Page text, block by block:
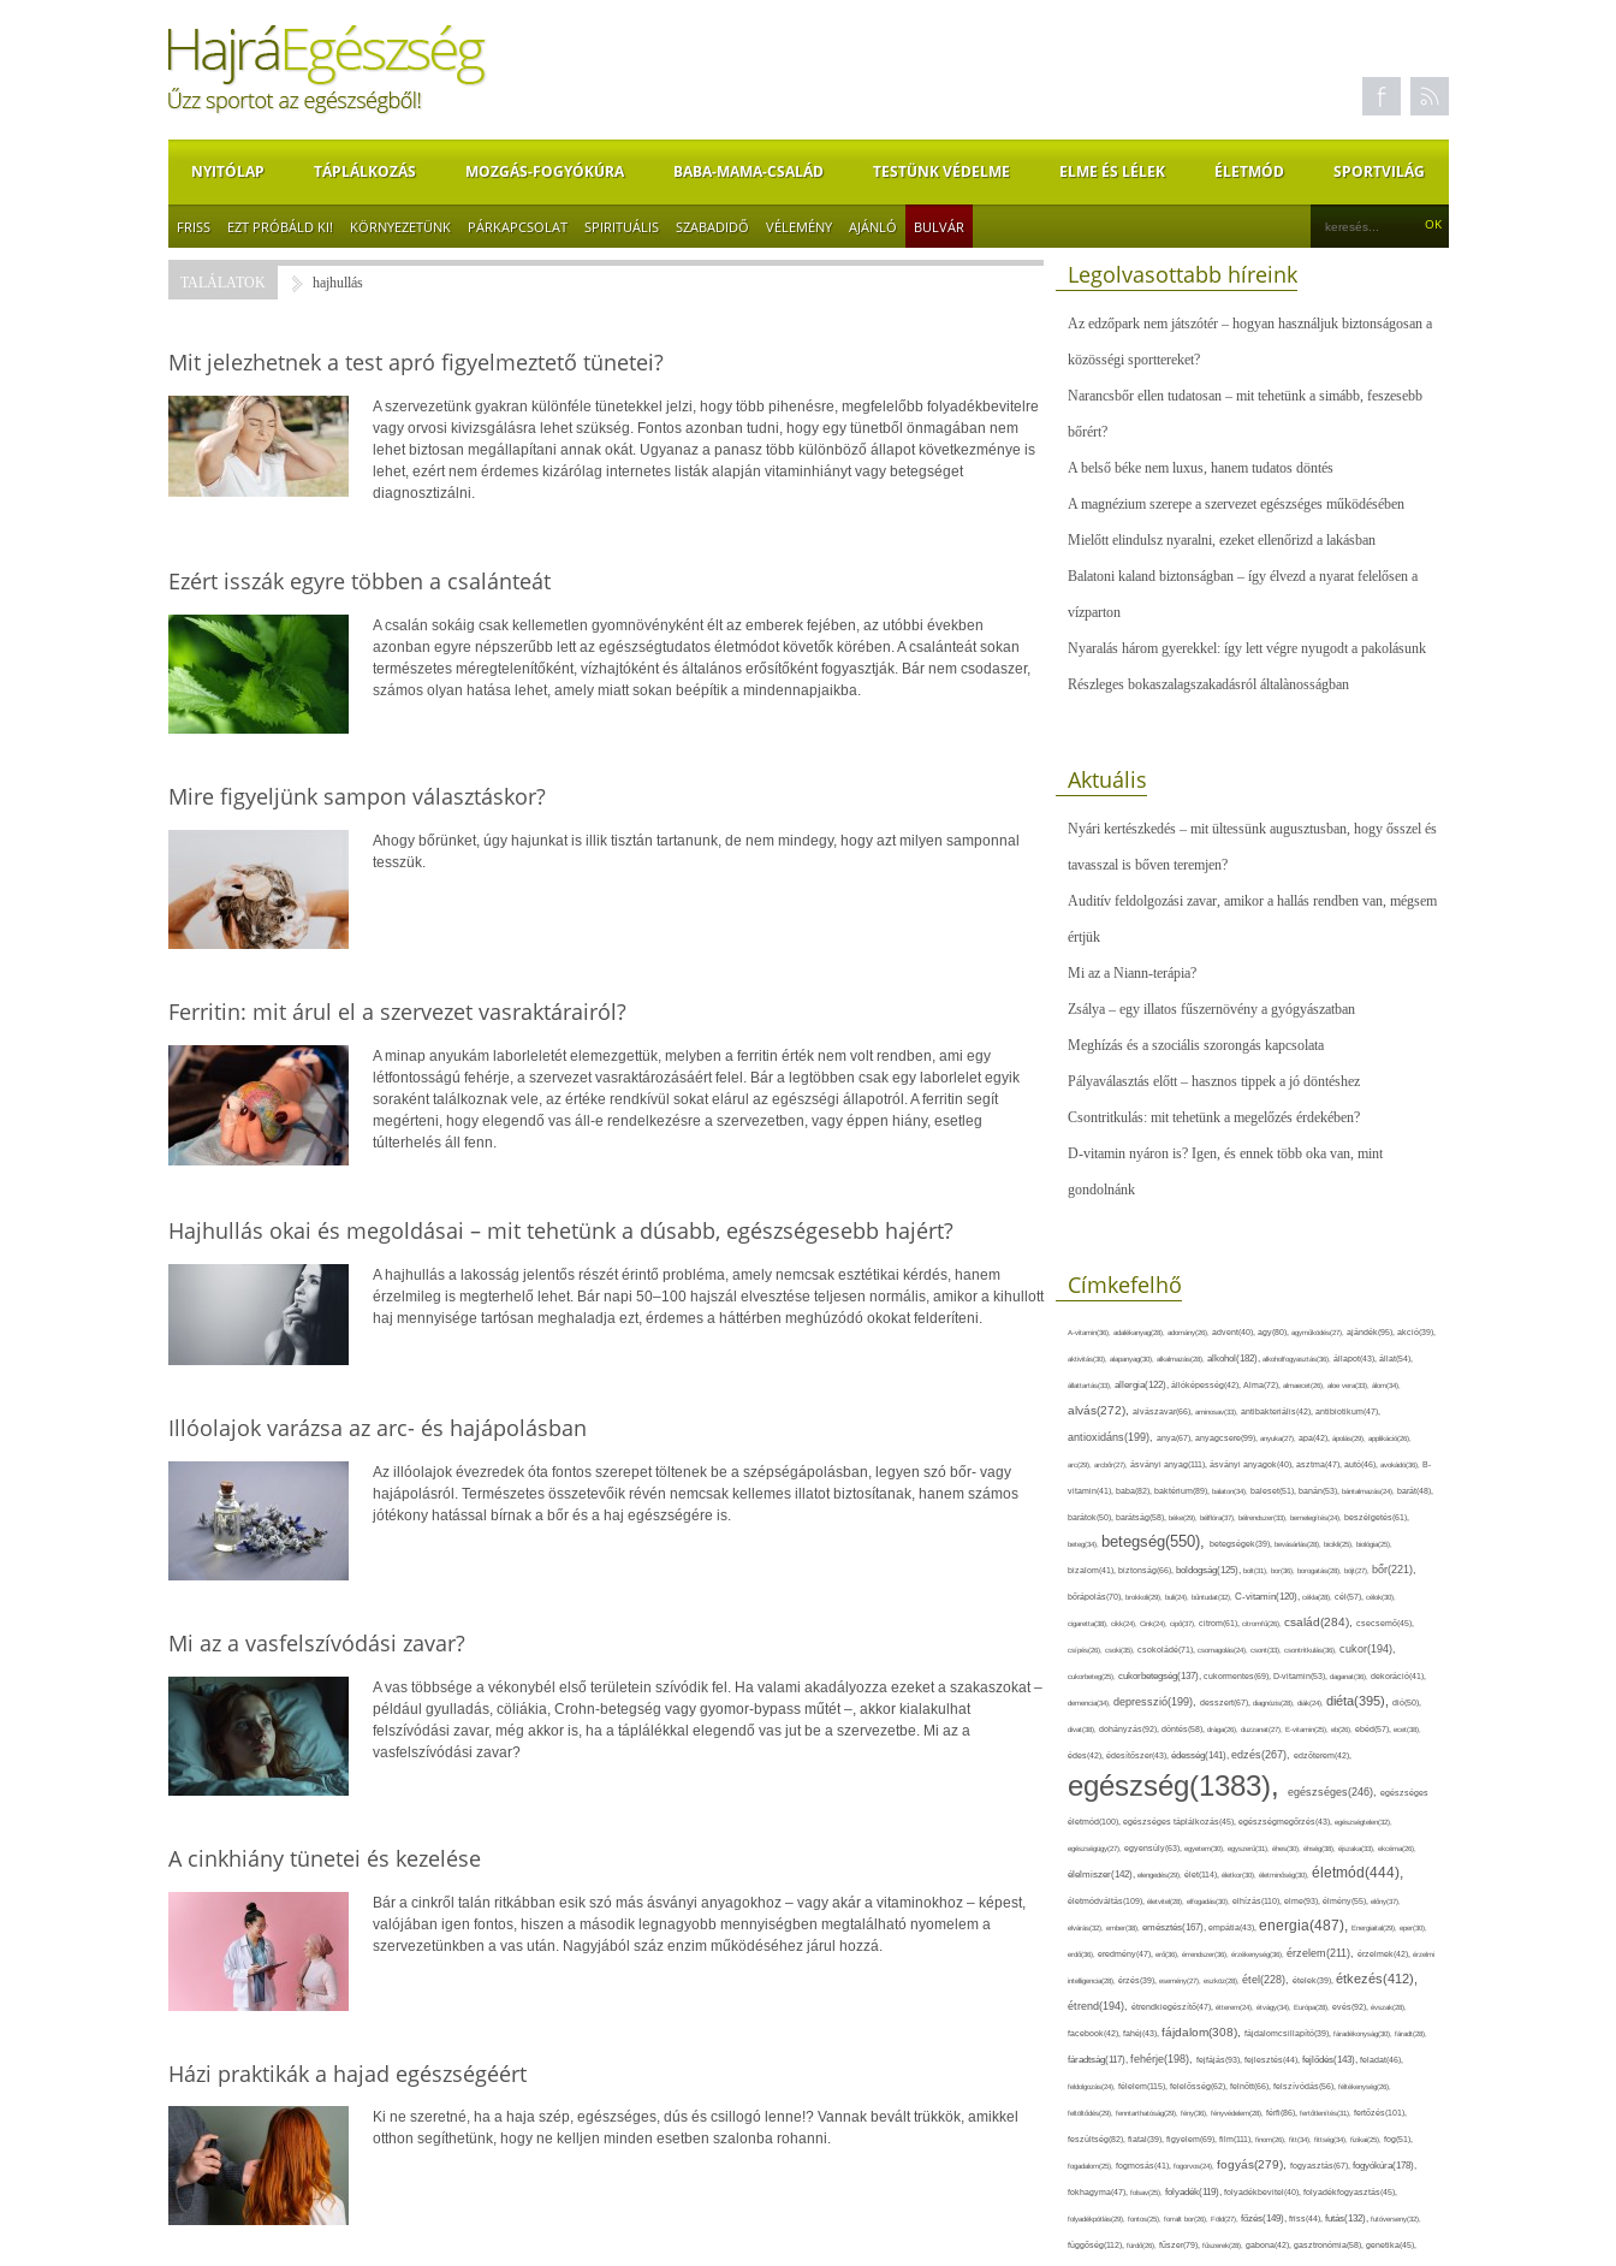
NYITÓLAP TÁPLÁLKOZÁS MOZGÁS-FOGYÓKÚRA BABA-MAMA-CSALÁD TESTÜNK VÉDELME ELME ÉS LÉLEK ÉLETMÓD SPORTVILÁG
FRISS EZT PRÓBÁLD KI! KÖRNYEZETÜNK PÁRKAPCSOLAT SPIRITUÁLIS SZABADIDŐ VÉLEMÉNY AJÁNLÓ BULVÁR
TALÁLATOK hajhullás
Mit jelezhetnek a test apró figyelmeztető tünetei?
A szervezetünk gyakran különféle tünetekkel jelzi, hogy több pihenésre, megfelelőbb folyadékbevitelre
vagy orvosi kivizsgálásra lehet szükség. Fontos azonban tudni, hogy egy tünetből önmagában nem
lehet biztosan megállapítani annak okát. Ugyanaz a panasz több különböző állapot következménye is
lehet, ezért nem érdemes kizárólag internetes listák alapján vitaminhiányt vagy betegséget
diagnosztizálni.
Ezért isszák egyre többen a csalánteát
A csalán sokáig csak kellemetlen gyomnövényként élt az emberek fejében, az utóbbi években
azonban egyre népszerűbb lett az egészségtudatos életmódot követők körében. A csalánteát sokan
természetes méregtelenítőként, vízhajtóként és általános erősítőként fogyasztják. Bár nem csodaszer,
számos olyan hatása lehet, amely miatt sokan beépítik a mindennapjaikba.
Mire figyeljünk sampon választáskor?
Ahogy bőrünket, úgy hajunkat is illik tisztán tartanunk, de nem mindegy, hogy azt milyen samponnal
tesszük.
Ferritin: mit árul el a szervezet vasraktárairól?
A minap anyukám laborleletét elemezgettük, melyben a ferritin érték nem volt rendben, ami egy
létfontosságú fehérje, a szervezet vasraktározásáért felel. Bár a legtöbben csak egy laborlelet egyik
soraként találkoznak vele, az értéke rendkívül sokat elárul az egészségi állapotról. A ferritin segít
megérteni, hogy elegendő vas áll-e rendelkezésre a szervezetben, vagy éppen hiány, esetleg
túlterhelés áll fenn.
Hajhullás okai és megoldásai – mit tehetünk a dúsabb, egészségesebb hajért?
A hajhullás a lakosság jelentős részét érintő probléma, amely nemcsak esztétikai kérdés, hanem
érzelmileg is megterhelő lehet. Bár napi 50–100 hajszál elvesztése teljesen normális, amikor a kihullott
haj mennyisége tartósan meghaladja ezt, érdemes a háttérben meghúzódó okokat felderíteni.
Illóolajok varázsa az arc- és hajápolásban
Az illóolajok évezredek óta fontos szerepet töltenek be a szépségápolásban, legyen szó bőr- vagy
hajápolásról. Természetes összetevőik révén nemcsak kellemes illatot biztosítanak, hanem számos
jótékony hatással bírnak a bőr és a haj egészségére is.
Mi az a vasfelszívódási zavar?
A vas többsége a vékonybél első területein szívódik fel. Ha valami akadályozza ezeket a szakaszokat –
például gyulladás, cöliákia, Crohn-betegség vagy gyomor-bypass műtét –, akkor kialakulhat
felszívódási zavar, még akkor is, ha a táplálékkal elegendő vas jut be a szervezetbe. Mi az a
vasfelszívódási zavar?
A cinkhiány tünetei és kezelése
Bár a cinkről talán ritkábban esik szó más ásványi anyagokhoz – vagy akár a vitaminokhoz – képest,
valójában igen fontos, hiszen a második legnagyobb mennyiségben megtalálható nyomelem a
szervezetünkben a vas után. Nagyjából száz enzim működéséhez járul hozzá.
Házi praktikák a hajad egészségéért
Ki ne szeretné, ha a haja szép, egészséges, dús és csillogó lenne!? Vannak bevált trükkök, amikkel
otthon segíthetünk, hogy ne kelljen minden esetben szalonba rohanni.
Legolvasottabb híreink
Az edzőpark nem játszótér – hogyan használjuk biztonságosan a
közösségi sporttereket?
Narancsbőr ellen tudatosan – mit tehetünk a simább, feszesebb
bőrért?
A belső béke nem luxus, hanem tudatos döntés
A magnézium szerepe a szervezet egészséges működésében
Mielőtt elindulsz nyaralni, ezeket ellenőrizd a lakásban
Balatoni kaland biztonságban – így élvezd a nyarat felelősen a
vízparton
Nyaralás három gyerekkel: így lett végre nyugodt a pakolásunk
Részleges bokaszalagszakadásról általànosságban
Aktuális
Nyári kertészkedés – mit ültessünk augusztusban, hogy ősszel és
tavasszal is bőven teremjen?
Auditív feldolgozási zavar, amikor a hallás rendben van, mégsem
értjük
Mi az a Niann-terápia?
Zsálya – egy illatos fűszernövény a gyógyászatban
Meghízás és a szociális szorongás kapcsolata
Pályaválasztás előtt – hasznos tippek a jó döntéshez
Csontritkulás: mit tehetünk a megelőzés érdekében?
D-vitamin nyáron is? Igen, és ennek több oka van, mint
gondolnánk
Címkefelhő
A-vitamin(36), adalékanyag(28), adomány(26), advent(40), agy(80), agyműködés(27), ajándék(95), akció(39),
aktivitás(30), alapanyag(30), alkalmazás(28), alkohol(182), alkoholfogyasztás(36), állapot(43), állat(54),
állattartás(33), allergia(122), állóképesség(42), Alma(72), almaecet(26), aloe vera(33), álom(34),
alvás(272), alvászavar(66), aminosav(33), antibakteriális(42), antibiotikum(47),
antioxidáns(199), anya(67), anyagcsere(99), anyuka(27), apa(42), ápolás(29), applikáció(26),
arc(29), arcbőr(27), ásványi anyag(111), ásványi anyagok(40), asztma(47), autó(46), avokádó(36), B-
vitamin(41), baba(82), baktérium(89), balaton(34), baleset(51), banán(53), bántalmazás(24), barát(48),
barátok(50), barátság(58), béke(29), bélflóra(37), bélrendszer(33), bemelegítés(24), beszélgetés(61),
beteg(34), betegség(550), betegségek(39), bevásárlás(28), bicikli(25), biológia(25),
bizalom(41), biztonság(66), boldogság(125), bolt(31), bor(36), borogatás(28), böjt(27), bőr(221),
bőrápolás(70), brokkoli(29), buli(24), bűntudat(32), C-vitamin(120), cékla(28), cél(57), célok(30),
cigaretta(38), cikk(24), Cink(24), cipő(37), citrom(61), citromfű(26), család(284), csecsemő(45),
csípés(26), csoki(35), csokoládé(71), csomagolás(24), csont(33), csontritkulás(36), cukor(194),
cukorbeteg(25), cukorbetegség(137), cukormentes(69), D-vitamin(53), daganat(36), dekoráció(41),
demencia(34), depresszió(199), desszert(67), diagnózis(28), diák(24), diéta(395), dió(50),
divat(38), dohányzás(92), döntés(58), drága(26), duzzanat(27), E-vitamin(25), eb(26), ebéd(57), ecet(38),
édes(42), édesítőszer(43), édesség(141), edzés(267), edzőterem(42),
egészség(1383), egészséges(246), egészséges
életmód(100), egészséges táplálkozás(45), egészségmegőrzés(43), egészségtelen(32),
egészségügy(27), egyensúly(63), egyetem(30), egyszerű(31), éhes(30), éhség(38), éjszaka(33), ekcéma(26),
élelmiszer(142), elengedés(29), élet(114), életkor(30), életminőség(30), életmód(444),
életmódváltás(109), életvitel(28), elfogadás(30), elhízás(110), elme(93), élmény(55), előny(37),
elvárás(32), ember(38), emésztés(167), empátia(43), energia(487), Energiaital(29), eper(30),
erdő(36), eredmény(47), erő(36), érrendszer(36), érzékenység(36), érzelem(211), érzelmek(42), érzelmi
intelligencia(28), érzés(39), esemény(27), eszköz(28), étel(228), ételek(39), étkezés(412),
étrend(194), étrendkiegészítő(47), étterem(24), étvágy(34), Európa(28), evés(92), évszak(28),
facebook(42), fahéj(43), fájdalom(308), fájdalomcsillapító(39), fáradékonyság(30), fáradt(28),
fáradtság(117), fehérje(198), fejfájás(93), fejlesztés(44), fejlődés(143), feladat(46),
feldolgozás(24), félelem(115), felelősség(62), felnőtt(66), felszívódás(56), féltékenység(26),
feltöltődés(29), fenntarthatóság(29), fény(36), fényvédelem(28), férfi(86), fertőtlenítés(31), fertőzés(101),
feszültség(82), fiatal(39), figyelem(69), film(111), finom(26), fitt(34), fittség(34), fizikai(25), fog(51),
fogadalom(25), fogmosás(41), fogorvos(24), fogyás(279), fogyasztás(67), fogyókúra(178),
fokhagyma(47), folsav(25), folyadék(119), folyadékbevitel(40), folyadékfogyasztás(45),
folyadékpótlás(29), fontos(25), forralt bor(26), Föld(27), főzés(149), friss(44), futás(132), futóverseny(32),
függőség(112), fürdő(26), fűszer(79), fűszerek(28), gabona(42), gasztronómia(58), genetika(45),